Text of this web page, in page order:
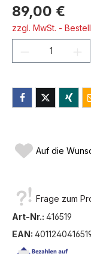
89,00 €
zzgl. MwSt. -
Produkt
Auf die
Frage zum
Art-Nr.: 416519
EAN: